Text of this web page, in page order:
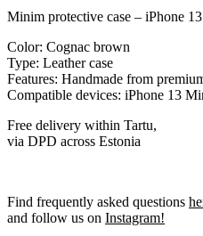
Minim protective case – iPhone
Color: Cognac brown
Type: Leather case
Features: Handmade from
Compatible devices: iPhone 13
Free delivery within Tartu,
via DPD across Estonia
Find frequently asked questions
and follow us on Instagram!